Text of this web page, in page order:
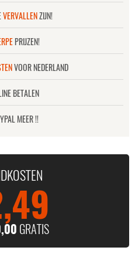
VERVALLENZIJN!
PRIJZEN!
VOOR NEDERLAND
BETALEN
MEER !!
GRATIS